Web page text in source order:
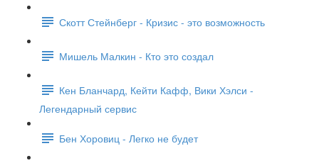
Скотт Стейнберг - Кризис - это возможность
Мишель Малкин - Кто это создал
Кен Бланчард, Кейти Кафф, Вики Хэлси -
Легендарный сервис
Бен Хоровиц - Легко не будет